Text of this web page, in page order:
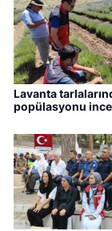
Lavanta
popülasyonu